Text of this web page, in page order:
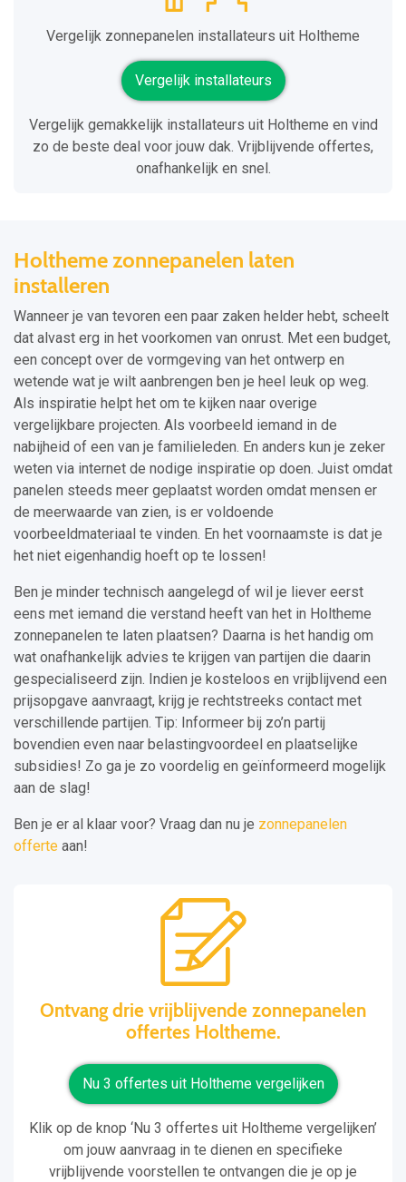
Vergelijk zonnepanelen installateurs uit Holtheme
Vergelijk installateurs
Vergelijk gemakkelijk installateurs uit Holtheme en vind
zo de beste deal voor jouw dak. Vrijblijvende offertes,
onafhankelijk en snel.
Holtheme zonnepanelen laten
installeren
Wanneer je van tevoren een paar zaken helder hebt, scheelt
dat alvast erg in het voorkomen van onrust. Met een budget,
een concept over de vormgeving van het ontwerp en
wetende wat je wilt aanbrengen ben je heel leuk op weg.
Als inspiratie helpt het om te kijken naar overige
vergelijkbare projecten. Als voorbeeld iemand in de
nabijheid of een van je familieleden. En anders kun je zeker
weten via internet de nodige inspiratie op doen. Juist omdat
panelen steeds meer geplaatst worden omdat mensen er
de meerwaarde van zien, is er voldoende
voorbeeldmateriaal te vinden. En het voornaamste is dat je
het niet eigenhandig hoeft op te lossen!
Ben je minder technisch aangelegd of wil je liever eerst
eens met iemand die verstand heeft van het in Holtheme
zonnepanelen te laten plaatsen? Daarna is het handig om
wat onafhankelijk advies te krijgen van partijen die daarin
gespecialiseerd zijn. Indien je kosteloos en vrijblijvend een
prijsopgave aanvraagt, krijg je rechtstreeks contact met
verschillende partijen. Tip: Informeer bij zo’n partij
bovendien even naar belastingvoordeel en plaatselijke
subsidies! Zo ga je zo voordelig en geïnformeerd mogelijk
aan de slag!
Ben je er al klaar voor? Vraag dan nu je zonnepanelen
offerte aan!
Ontvang drie vrijblijvende zonnepanelen
offertes Holtheme.
Nu 3 offertes uit Holtheme vergelijken
Klik op de knop ‘Nu 3 offertes uit Holtheme vergelijken’
om jouw aanvraag in te dienen en specifieke
vrijblijvende voorstellen te ontvangen die je op je